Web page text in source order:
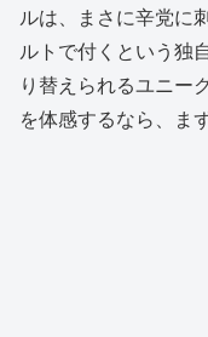
ルは、まさに辛党に
ルトで付くという独
り替えられるユニー
を体感するなら、ま